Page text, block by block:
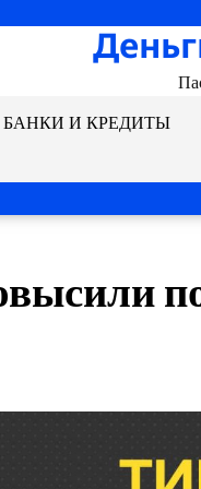
БАНКИ И КРЕДИТЫ